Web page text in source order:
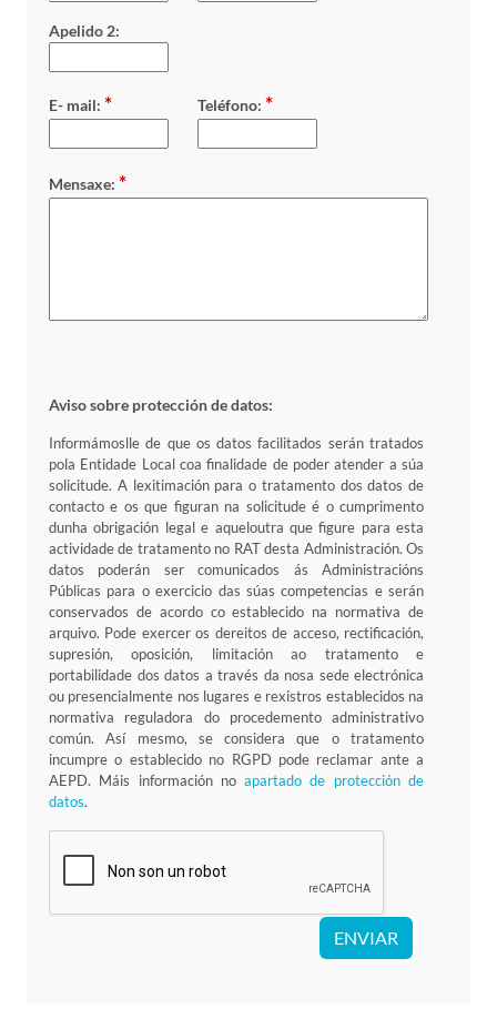
Apelido 2:
E- mail: * Teléfono: *
Mensaxe: *
Aviso sobre protección de datos:
Informámoslle de que os datos facilitados serán tratados
pola Entidade Local coa finalidade de poder atender a súa
solicitude. A lexitimación para o tratamento dos datos de
contacto e os que figuran na solicitude é o cumprimento
dunha obrigación legal e aqueloutra que figure para esta
actividade de tratamento no RAT desta Administración. Os
datos poderán ser comunicados ás Administracións
Públicas para o exercicio das súas competencias e serán
conservados de acordo co establecido na normativa de
arquivo. Pode exercer os dereitos de acceso, rectificación,
supresión, oposición, limitación ao tratamento e
portabilidade dos datos a través da nosa sede electrónica
ou presencialmente nos lugares e rexistros establecidos na
normativa reguladora do procedemento administrativo
común. Así mesmo, se considera que o tratamento
incumpre o establecido no RGPD pode reclamar ante a
AEPD. Máis información no apartado de protección de
datos.
ENVIAR